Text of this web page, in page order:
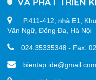
P.411-412, nhà E1,
Văn Ngữ, Đống Đa, Hà Nội
024.35335348 - Fax:
bientap.ide@gmail.com